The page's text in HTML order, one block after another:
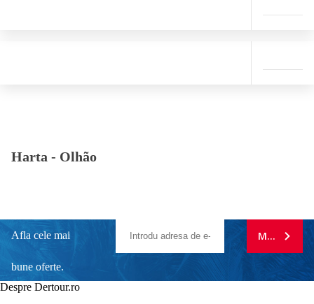
Harta - Olhão
Afla cele mai
bune oferte.
MA
Despre Dertour.ro